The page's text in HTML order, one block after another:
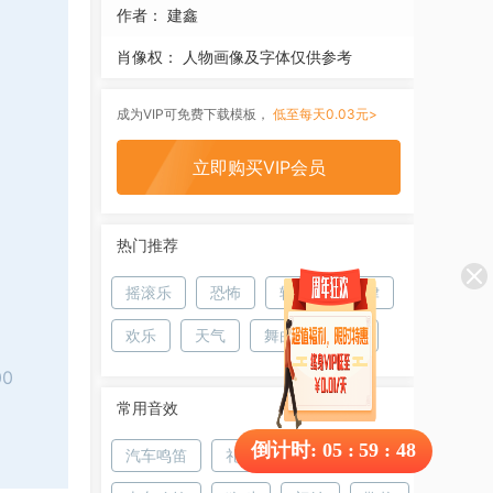
作者： 建鑫
肖像权： 人物画像及字体仅供参考
成为VIP可免费下载模板， 低至每天0.03元>
立即购买VIP会员
热门推荐
摇滚乐 恐怖 轻松 韵律
欢乐 天气 舞曲 生活
常用音效
汽车鸣笛 礼花 碰撞 雨声
倒计时: 05 : 59 : 47